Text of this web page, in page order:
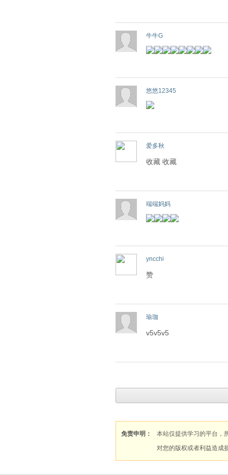
牛牛G
悠悠12345
爱多秋
收藏 收藏
端端妈妈
yncchi
赞
瑜珈
v5v5v5
免责申明：
本站仅提供学习的平台，
对您的版权或者利益造成